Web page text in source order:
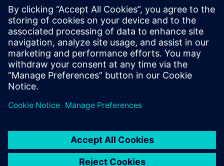
Warehouse Digital Twin
SoftServe “Warehouse Digital Twin” sprendimas leidžia
virtualiai kurti, eksploatuoti ir pertvarkyti sandėlį - be
fizinių bandymų rizikos
Sužinokite daugiau